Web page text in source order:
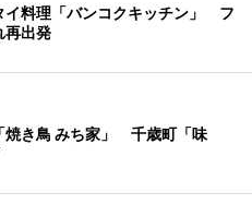
イ料理「バンコクキッチン」 フ
再出発
焼き鳥 みち家」 千歳町「味